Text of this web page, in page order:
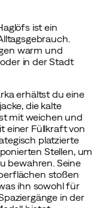
ist ein
warm und
in der Stadt
erhältst du eine
die kalte
mit weichen und
einer Füllkraft von
platzierte
Stellen, um
bewahren. Seine
stoßen
ihn sowohl für
in der